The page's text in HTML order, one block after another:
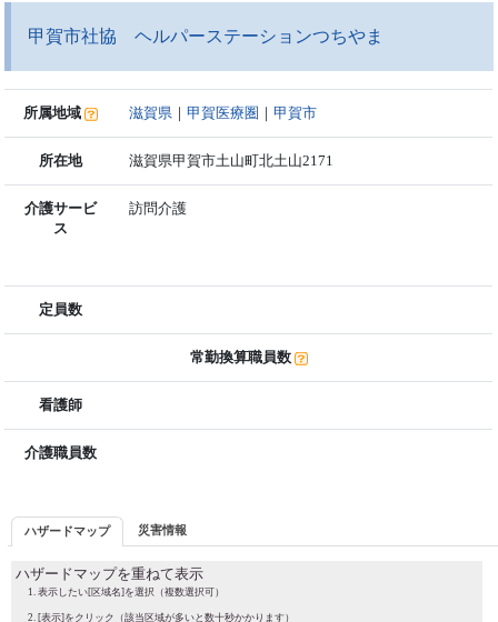
甲賀市社協 ヘルパーステーションつちやま
所属地域 滋賀県 ｜甲賀医療圏 ｜甲賀市
所在地 滋賀県甲賀市土山町北土山2171
介護サービ
ス
訪問介護
定員数
常勤換算職員数
看護師
介護職員数
ハザードマップ 災害情報
ハザードマップを重ねて表示
表示したい[区域名]を選択（複数選択可）
[表示]をクリック（該当区域が多いと数十秒かかります）